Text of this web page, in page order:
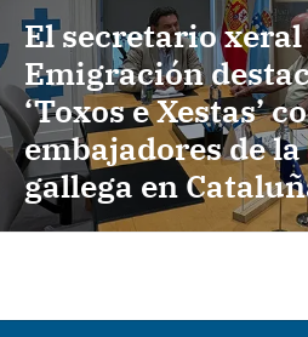
El secretario xeral
Emigración
‘Toxos e Xestas’
embajadores de
gallega en